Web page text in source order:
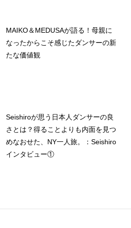
MAIKO＆MEDUSAが語る！母親に
なったからこそ感じたダンサーの新
たな価値観
Seishiroが思う日本人ダンサーの良
さとは？得ることよりも内面を見つ
めなおせた、NY一人旅。：Seishiro
インタビュー①